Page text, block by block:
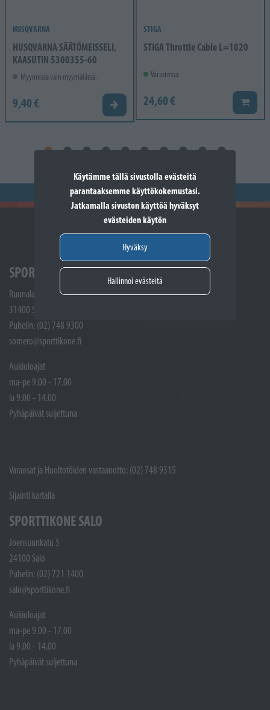
Käytämme tällä sivustolla evästeitä
parantaaksemme käyttökokemustasi.
Jatkamalla sivuston käyttöä hyväksyt
evästeiden käytön
Hyväksy
Hallinnoi evästeitä
HUSQVARNA
HUSQVARNA SÄÄTÖMEISSELI,
KAASUTIN 5300355-60
Myynnissä vain myymälässä.
9,40 € Valitse vaihtoehto
STIGA
STIGA Throttle Cable L=1020
Varastossa
24,60 € Lisää
SPORTTIKONE SOMERO
Ruunalantie 5
31400 Somero
Puhelin: (02) 748 9300
somero@sporttikone.fi
Aukioloajat
ma-pe 9.00 - 17.00
la 9.00 - 14.00
Pyhäpäivät suljettuna
Varaosat ja Huoltotöiden vastaanotto: (02) 748 9315
Sijainti kartalla
SPORTTIKONE SALO
Joensuunkatu 5
24100 Salo
Puhelin: (02) 721 1400
salo@sporttikone.fi
Aukioloajat
ma-pe 9.00 - 17.00
la 9.00 - 14.00
Pyhäpäivät suljettuna